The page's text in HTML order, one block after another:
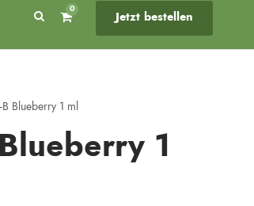
0 Jetzt bestellen
Blueberry 1 ml
1